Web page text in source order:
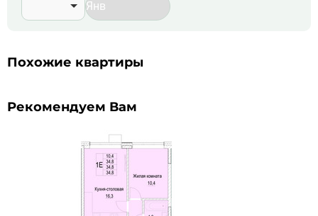
Похожие квартиры
Рекомендуем Вам